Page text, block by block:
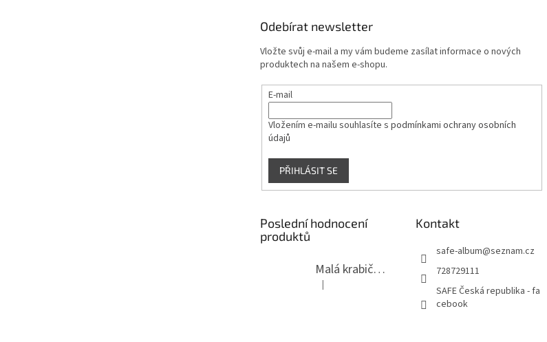
Odebírat newsletter
Vložte svůj e-mail a my vám budeme zasílat informace o nových
produktech na našem e-shopu.
E-mail
Vložením e-mailu souhlasíte s podmínkami ochrany osobních
údajů
PŘIHLÁSIT SE
Poslední hodnocení
produktů
Malá krabička na minerály
Hodnocení produktu je 4 z 5 hvězdiček.
|
Kontakt
safe-album@seznam.cz
728729111
SAFE Česká republika - fa
cebook